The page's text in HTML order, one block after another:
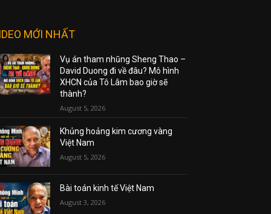
MỚI NHẤT
Vụ án tham nhũng Sheng Thao –
David Duong đi về đâu? Mô hình
XHCN của Tô Lâm bao giờ sẽ
thành?
August 5, 2026
Khủng hoảng kim cương vàng
Việt Nam
August 5, 2026
Bài toán kinh tế Việt Nam
August 3, 2026